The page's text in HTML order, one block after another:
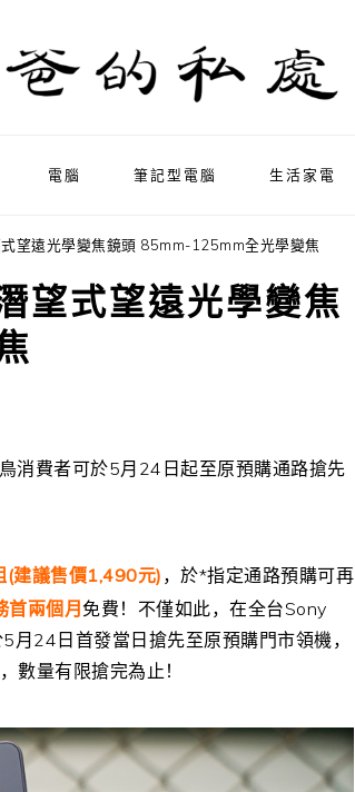
電腦 筆記型電腦 生活家電
望遠光學變焦鏡頭 85mm-125mm全光學變焦
望式望遠光學變焦
消費者可於5月 24 日起至原預購通路搶先
(建議售價1,490元) ，於*指定通路預購可再
首兩個月 免費！不僅如此，在全台Sony
5月 24 日首發當日搶先至原預購門市領機，
，數量有限搶完為止！